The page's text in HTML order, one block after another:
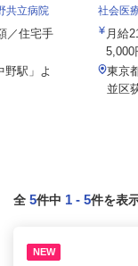
共立病院
／住宅手
野駅」よ
社会医
月給
5,000
東京
並区
全 5件中 1 - 5件を表
NEW